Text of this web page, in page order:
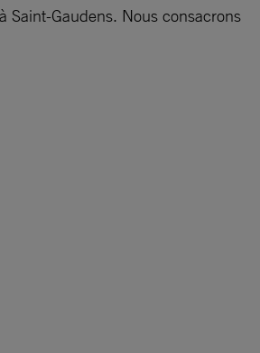
Saint-Gaudens. Nous consacrons